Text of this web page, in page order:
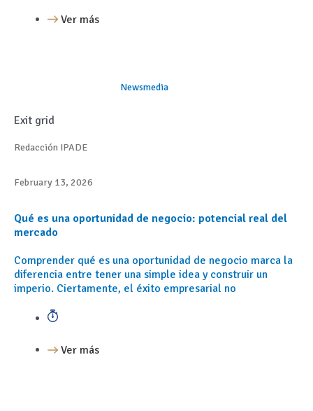
Ver más
Newsmedia
Exit grid
Redacción IPADE
February 13, 2026
Qué es una oportunidad de negocio: potencial real del
mercado
Comprender qué es una oportunidad de negocio marca la
diferencia entre tener una simple idea y construir un
imperio. Ciertamente, el éxito empresarial no
Ver más